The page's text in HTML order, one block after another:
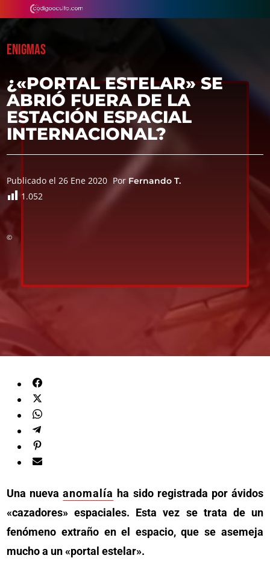
ENIGMAS
¿«PORTAL ESTELAR» SE
ABRIÓ FUERA DE LA
ESTACIÓN ESPACIAL
INTERNACIONAL?
Publicado el 26 Ene 2020 Por Fernando T.
1.052
©
Una nuevaanomalía ha sido registrada por ávidos
«cazadores» espaciales. Esta vez se trata de un
fenómeno extraño en el espacio, que se asemeja
mucho a un «portal estelar».